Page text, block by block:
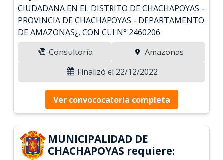
CIUDADANA EN EL DISTRITO DE CHACHAPOYAS -
PROVINCIA DE CHACHAPOYAS - DEPARTAMENTO
DE AMAZONAS¿, CON CUI N° 2460206
Consultoría
Amazonas
Finalizó el 22/12/2022
Ver convococatoria completa
MUNICIPALIDAD DE
CHACHAPOYAS requiere: